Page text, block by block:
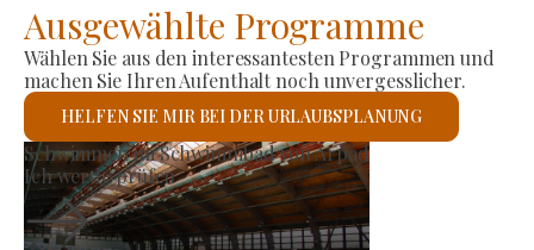
Ausgewählte Programme
Wählen Sie aus den interessantesten Programmen und
machen Sie Ihren Aufenthalt noch unvergesslicher.
HELFEN SIE MIR BEI DER URLAUBSPLANUNG
Römisch-katholische Kirche St. László
Ich werde prüfen